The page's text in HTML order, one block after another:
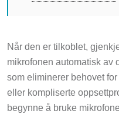
Når den er tilkoblet,
mikrofonen automatisk av
som eliminerer behovet
eller kompliserte
begynne å bruke